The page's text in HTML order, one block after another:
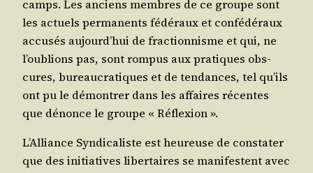
camps. Les anciens membres de ce groupe sont
les actuels per­ma­nents fédé­raux et confé­dé­raux
accu­sés aujourd’hui de frac­tion­nisme et qui, ne
l’oublions pas, sont rom­pus aux pra­tiques obs­
cures, bureau­cra­tiques et de ten­dances, tel qu’ils
ont pu le démon­trer dans les affaires récentes
que dénonce le groupe « Réflexion ».
L’Alliance Syn­di­ca­liste est heu­reuse de consta­ter
que des ini­tia­tives liber­taires se mani­festent avec